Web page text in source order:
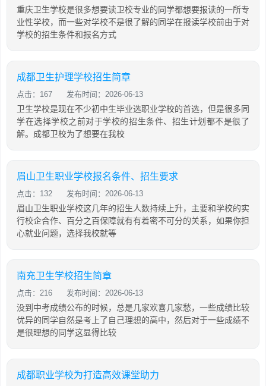
重庆卫生学校是很多想要读卫校专业的同学都想要报读的一所专
业性学校，而一些对学校不是很了解的同学在报读学校前由于对
学校的招生条件和报名方式
成都卫生护理学校招生简章
点击：167 发布时间：2026-06-13
卫生学校是现在不少初中生毕业选职业学校的首选，但是很多同
学在选择学校之前对于学校的招生条件、招生计划都不是很了
解。成都卫校为了想要在我校
眉山卫生职业学校报名条件、招生要求
点击：132 发布时间：2026-06-13
眉山卫生职业学校这几年的招生人数持续上升，主要和学校的实
行校企合作、百分之百保障就有有着密不可分的关系，如果你担
心就业问题，选择我校就等
南充卫生学校招生简章
点击：216 发布时间：2026-06-13
没到中考成绩公布的时候，总是几家欢喜几家愁，一些成绩比较
优异的同学自然是考上了自己理想的高中，然后对于一些成绩不
是很理想的同学这显得比较
成都职业学校为打造高效课堂助力